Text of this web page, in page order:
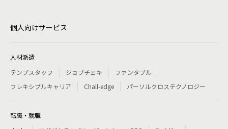
個人向けサービス
人材派遣
テンプスタッフ
ジョブチェキ
ファンタブル
フレキシブルキャリア
Chall-edge パーソルクロステクノロジー
転職・就職